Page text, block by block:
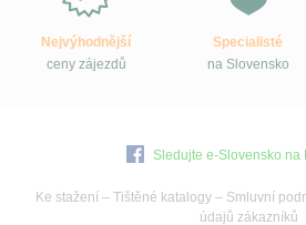
Slovensko.cz?
Nejvýhodnější
ceny zájezdů
Specialisté
na Slovensko
Sledujte e-Slovensko na
Ke stažení – Tištěné katalogy– Smluvní
údajů zákazníků